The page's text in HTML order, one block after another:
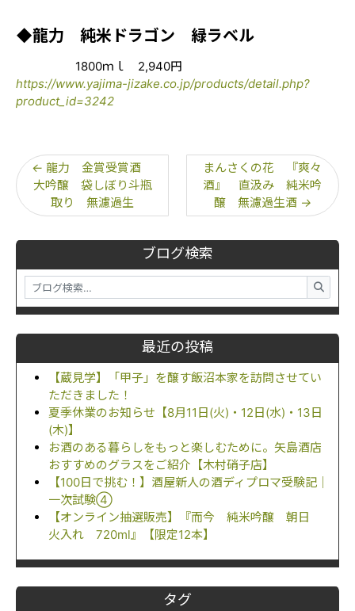
ブログ検索
最近の投稿
【蔵見学】「甲子」を醸す飯沼本家を訪問させてい
ただきました！
夏季休業のお知らせ【8月11日(火)・12日(水)・13日
(木)】
お酒のある暮らしをもっと楽しむために。矢島酒店
おすすめのグラスをご紹介【木村硝子店】
【100日で挑む！】酒屋新人の酒ディプロマ受験記｜
一次試験④
【オンライン抽選販売】『而今 純米吟醸 朝日
火入れ 720ml』【限定12本】
タグ
◆龍力 純米ドラゴン 緑ラベル
1800ｍｌ 2,940円
https://www.yajima-jizake.co.jp/products/detail.php?
product_id=3242
← 龍力 金賞受賞酒
大吟醸 袋しぼり斗瓶
取り 無濾過生
まんさくの花 『爽々
酒』 直汲み 純米吟
醸 無濾過生酒 →